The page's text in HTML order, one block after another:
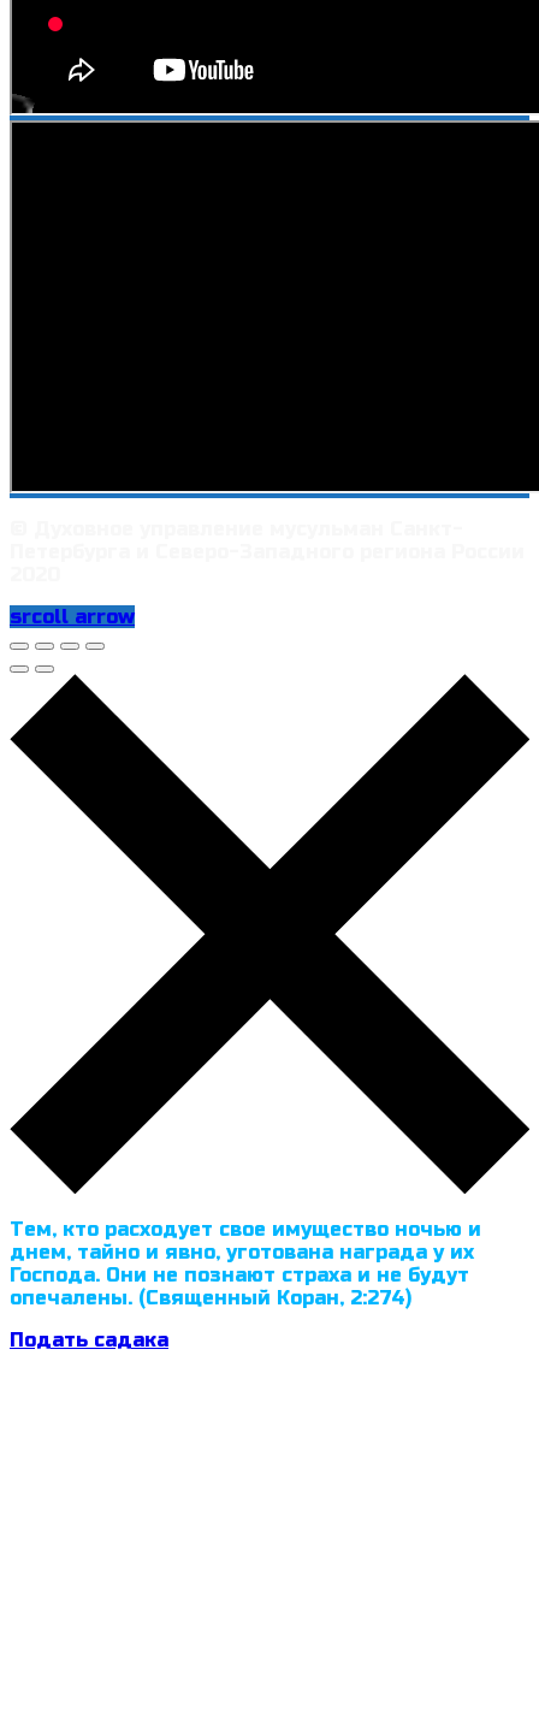
srcoll arrow
Тем, кто расходует свое имущество ночью и
днем, тайно и явно, уготована награда у их
Господа. Они не познают страха и не будут
опечалены. (Священный Коран, 2:274)
Подать садака